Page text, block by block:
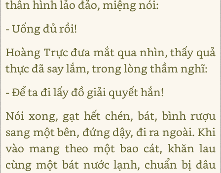
thân hình lảo đảo, miệng nói:
- Uống đủ rồi!
Hoàng Trực đưa mắt qua nhìn, thấy quả
thực đã say lắm, trong lòng thầm nghĩ:
- Để ta đi lấy đồ giải quyết hắn!
Nói xong, gạt hết chén, bát, bình rượu
sang một bên, đứng dậy, đi ra ngoài. Khi
vào mang theo một bao cát, khăn lau
cùng một bát nước lạnh, chuẩn bị đâu